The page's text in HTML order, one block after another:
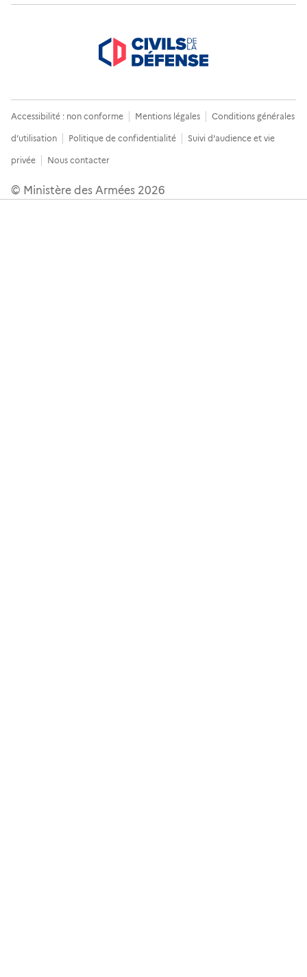
Accessibilité : non conforme Mentions légales Conditions générales
d’utilisation Politique de confidentialité Suivi d'audience et vie
privée Nous contacter
© Ministère des Armées 2026